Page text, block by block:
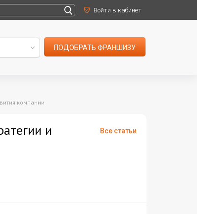
Войти в кабинет
ПОДОБРАТЬ ФРАНШИЗУ
компании
Все статьи
и